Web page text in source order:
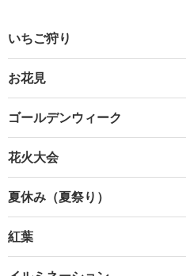
いちご狩り
お花見
ゴールデンウィーク
花火大会
夏休み（夏祭り）
紅葉